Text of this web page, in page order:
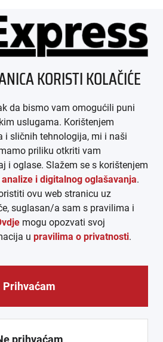
ÜBER UNS
AGB
(PDF)
MEDIJ HRVATA IZVAN
HRVATSKE 2026.
KORISTI KOLAČIĆE
da bismo vam omogućili puni
uslugama. Korištenjem
i sličnih tehnologija, mi i naši
priliku otkriti vam
i oglase. Slažem se s korištenjem
i digitalnog oglašavanja.
ovu web stranicu uz
suglasan/a sam s pravilima i
mogu opozvati svoj
u pravilima o privatnosti.
Prihvaćam
prihvaćam